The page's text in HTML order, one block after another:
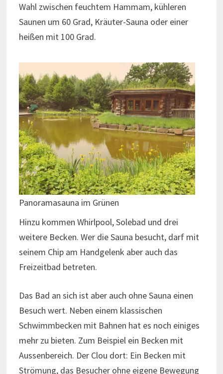
Wahl zwischen feuchtem Hammam, kühleren
Saunen um 60 Grad, Kräuter-Sauna oder einer
heißen mit 100 Grad.
Panoramasauna im Grünen
Hinzu kommen Whirlpool, Solebad und drei
weitere Becken. Wer die Sauna besucht, darf mit
seinem Chip am Handgelenk aber auch das
Freizeitbad betreten.
Das Bad an sich ist aber auch ohne Sauna einen
Besuch wert. Neben einem klassischen
Schwimmbecken mit Bahnen hat es noch einiges
mehr zu bieten. Zum Beispiel ein Becken mit
Aussenbereich. Der Clou dort: Ein Becken mit
Strömung, das Besucher ohne eigene Bewegung